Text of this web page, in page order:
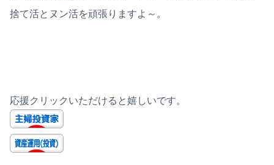
捨て活とヌン活を頑張りますよ～。
応援クリックいただけると嬉しいです。